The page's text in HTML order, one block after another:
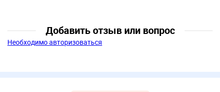
Добавить отзыв или вопрос
Необходимо авторизоваться